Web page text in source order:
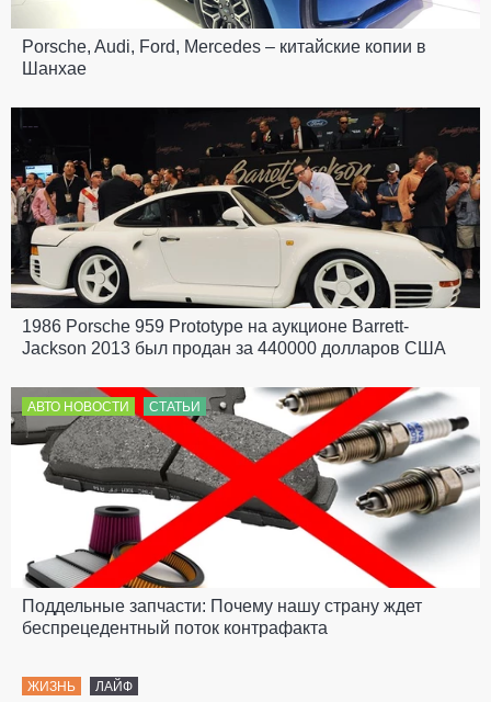
Porsche, Audi, Ford, Mercedes – китайские копии в
Шанхае
---
1986 Porsche 959 Prototype на аукционе Barrett-
Jackson 2013 был продан за 440000 долларов США
АВТО НОВОСТИ СТАТЬИ
Поддельные запчасти: Почему нашу страну ждет
беспрецедентный поток контрафакта
ЖИЗНЬ ЛАЙФ